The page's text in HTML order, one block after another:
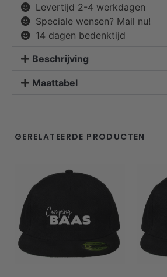
Levertijd 2-4 werkdagen
Speciale wensen? Mail nu!
14 dagen bedenktijd
Beschrijving
Maattabel
GERELATEERDE PRODUCTEN